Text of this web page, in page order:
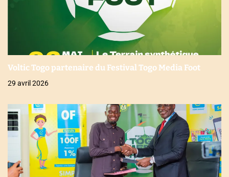
Voltic Togo partenaire du Festival Togo Media Foot
29 avril 2026